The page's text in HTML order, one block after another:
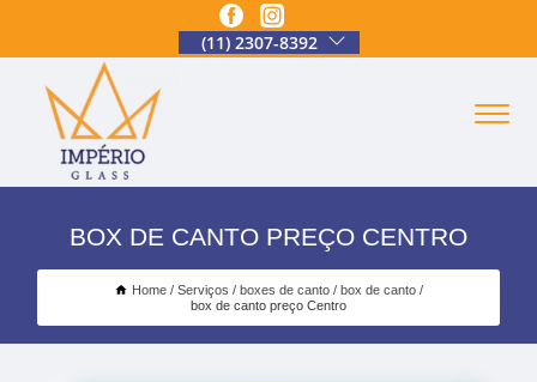
(11) 2307-8392
BOX DE CANTO PREÇO CENTRO
Home Serviços boxes de canto
box de canto
box de canto preço Centro